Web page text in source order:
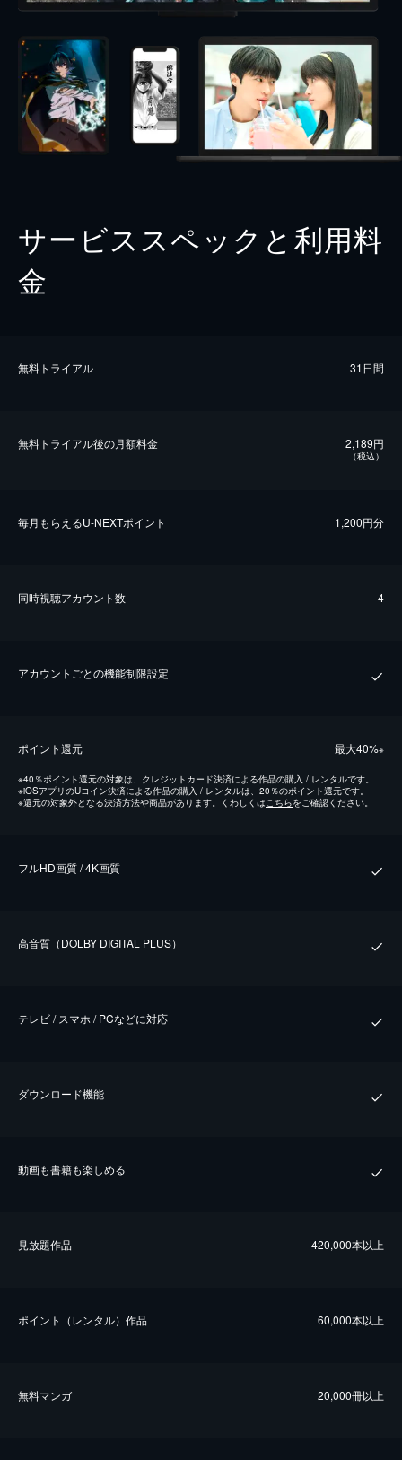
サービススペックと利用料
金
無料トライアル 31日間
無料トライアル後の⽉額料金 2,189円
（税込）
毎⽉もらえるU-NEXTポイント 1,200円分
同時視聴アカウント数 4
アカウントごとの機能制限設定
ポイント還元 最⼤40%※
※40％ポイント還元の対象は、クレジットカード決済による作品の購入 / レンタルです。
※iOSアプリのUコイン決済による作品の購入 / レンタルは、20％のポイント還元です。
※還元の対象外となる決済方法や商品があります。くわしくはこちらをご確認ください。
フルHD画質 / 4K画質
⾼⾳質（DOLBY DIGITAL PLUS）
テレビ / スマホ / PCなどに対応
ダウンロード機能
動画も書籍も楽しめる
⾒放題作品 420,000本以上
ポイント（レンタル）作品 60,000本以上
無料マンガ 20,000冊以上